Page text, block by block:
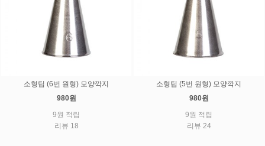
소형팁 (6번 원형) 모양깍지
980원
9원 적립
리뷰 18
소형팁 (5번 원형) 모양깍지
980원
9원 적립
리뷰 24